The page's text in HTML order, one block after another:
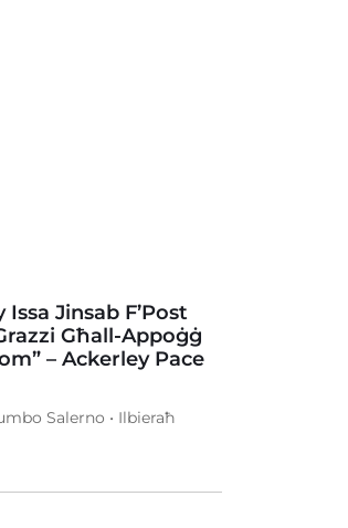
Issa Jinsab F’Post
Għall-Appoġġ
– Ackerley Pace
Salerno • Ilbieraħ